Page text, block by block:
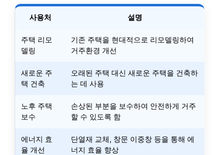
사용처 설명
주택 리모
델링
기존 주택을 현대적으로 리모델링하여
거주환경 개선
새로운 주
택 건축
오래된 주택 대신 새로운 주택을 건축하
는 데 사용
노후 주택
보수
손상된 부분을 보수하여 안전하게 거주
할 수 있도록 함
에너지 효
율 개선
단열재 교체, 창문 이중창 등을 통해 에
너지 효율 향상